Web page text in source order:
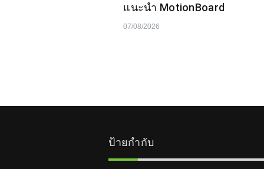
แนะนำ MotionBoard
07/08/2026
ป้ายกำกับ